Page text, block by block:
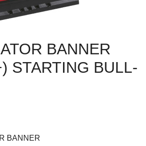
BANNER
STARTING BULL-
BANNER